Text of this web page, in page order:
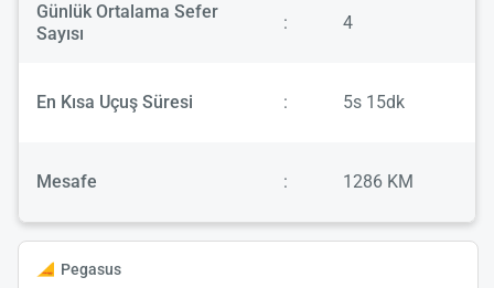
Günlük Ortalama Sefer
Sayısı
: 4
En Kısa Uçuş Süresi : 5s 15dk
Mesafe : 1286 KM
Pegasus